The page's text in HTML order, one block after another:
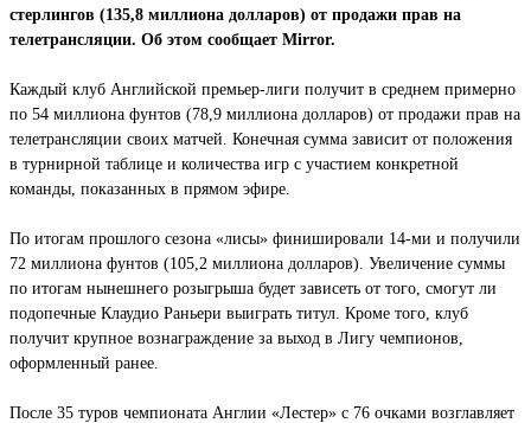
стерлингов (135,8 миллиона долларов) от продажи прав на
телетрансляции. Об этом сообщает Mirror.
Каждый клуб Английской премьер-лиги получит в среднем примерно
по 54 миллиона фунтов (78,9 миллиона долларов) от продажи прав на
телетрансляции своих матчей. Конечная сумма зависит от положения
в турнирной таблице и количества игр с участием конкретной
команды, показанных в прямом эфире.
По итогам прошлого сезона «лисы» финишировали 14-ми и получили
72 миллиона фунтов (105,2 миллиона долларов). Увеличение суммы
по итогам нынешнего розыгрыша будет зависеть от того, смогут ли
подопечные Клаудио Раньери выиграть титул. Кроме того, клуб
получит крупное вознаграждение за выход в Лигу чемпионов,
оформленный ранее.
После 35 туров чемпионата Англии «Лестер» с 76 очками возглавляет